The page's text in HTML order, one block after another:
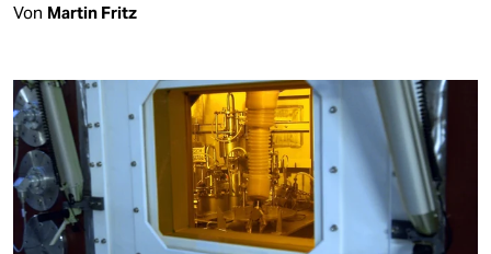
Von Martin Fritz